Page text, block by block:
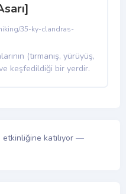
35-ky-clandras-
(tırmanış, yürüyüş,
keşfedildiği bir yerdir.
etkinliğine katılıyor —